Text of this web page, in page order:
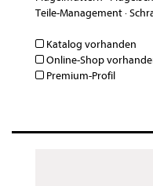
Teile-Management·
Katalog vorhanden
Online-Shop
Premium-Profil